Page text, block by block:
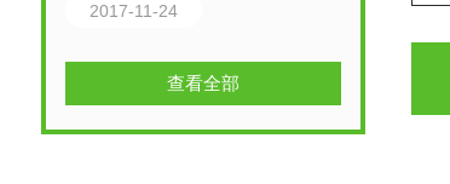
2017-11-24
查看全部